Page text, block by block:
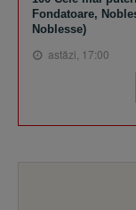
Fondatoare,
Noblesse)
astăzi, 17:00